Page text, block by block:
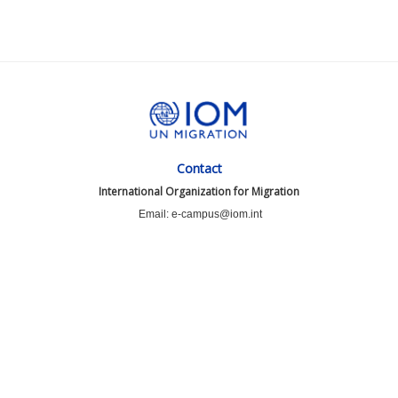
Contact
International Organization for Migration
Email: e-campus@iom.int